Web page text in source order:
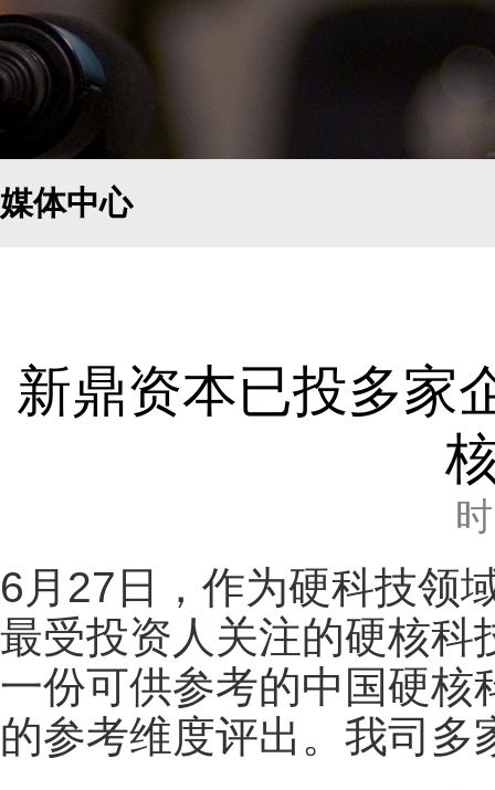
媒体中心
新鼎资本已投多家
6月27日，作为硬科技领
最受投资人关注的硬核科
一份可供参考的中国硬核
的参考维度评出。我司多